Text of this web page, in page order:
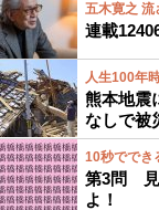
五木寛之 流
連載
人生100年
熊本地震
なしで被
10秒ででき
第3問 見
よ！